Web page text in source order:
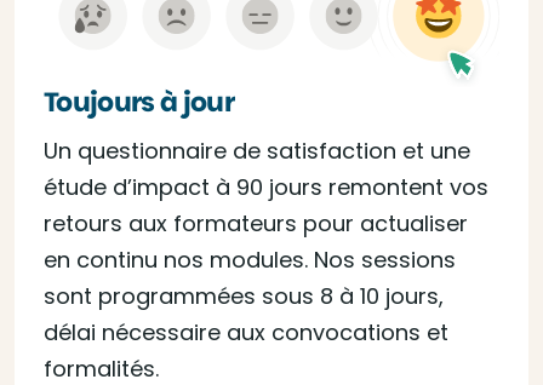
Toujours à jour
Un questionnaire de satisfaction et une
étude d’impact à 90 jours remontent vos
retours aux formateurs pour actualiser
en continu nos modules. Nos sessions
sont programmées sous 8 à 10 jours,
délai nécessaire aux convocations et
formalités.